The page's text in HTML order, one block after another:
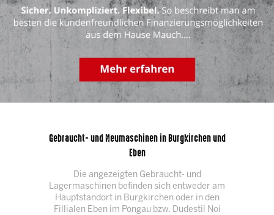
Gebraucht- und Neumaschinen in Burgkirchen und
Eben
Die angezeigten Gebraucht- und
Lagermaschinen befinden sich entweder am
Hauptstandort in Burgkirchen oder in den
Fillialen Eben im Pongau bzw. Dudestil Noi